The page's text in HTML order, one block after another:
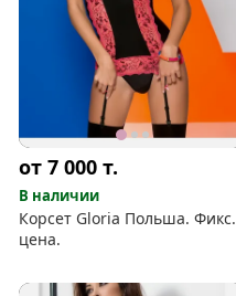
от 7 000т.
В наличии
Корсет Gloria Польша. Фикс.
цена.